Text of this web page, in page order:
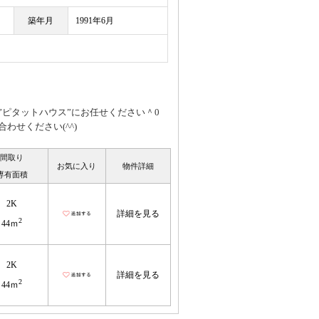
築年月 1991年6月
タットハウス”にお任せください＾0
わせください(^^)
間取り
有面積
お気に入り 物件詳細
2K
44ｍ2
詳細を見る
2K
44ｍ2
詳細を見る